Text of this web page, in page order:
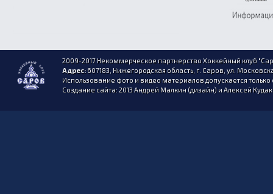
2009-2017 Некоммерческое партнерство Хоккейный клуб
Адрес:607183, Нижегородская область, г. Саров, ул.
Использование фото и видео материалов допускается
Создание сайта: 2013 Андрей Малкин (дизайн) и Алексей